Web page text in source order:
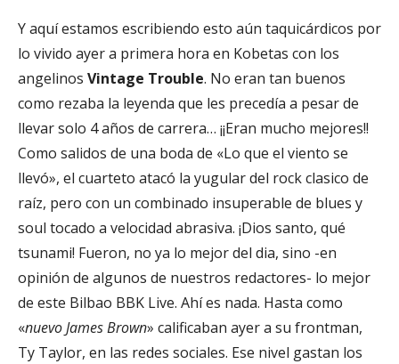
Y aquí estamos escribiendo esto aún taquicárdicos por
lo vivido ayer a primera hora en Kobetas con los
angelinos Vintage Trouble. No eran tan buenos
como rezaba la leyenda que les precedía a pesar de
llevar solo 4 años de carrera… ¡¡Eran mucho mejores!!
Como salidos de una boda de «Lo que el viento se
llevó», el cuarteto atacó la yugular del rock clasico de
raíz, pero con un combinado insuperable de blues y
soul tocado a velocidad abrasiva. ¡Dios santo, qué
tsunami! Fueron, no ya lo mejor del dia, sino -en
opinión de algunos de nuestros redactores- lo mejor
de este Bilbao BBK Live. Ahí es nada. Hasta como
«nuevo James Brown» calificaban ayer a su frontman,
Ty Taylor, en las redes sociales. Ese nivel gastan los